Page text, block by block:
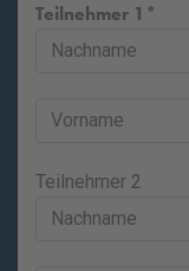
Teilnehmer 1
Teilnehmer 2